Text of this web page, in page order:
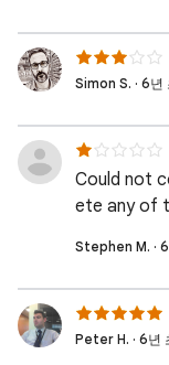
Simon S. · 6년
Could not
ete any of
Stephen M. ·
Peter H. · 6년